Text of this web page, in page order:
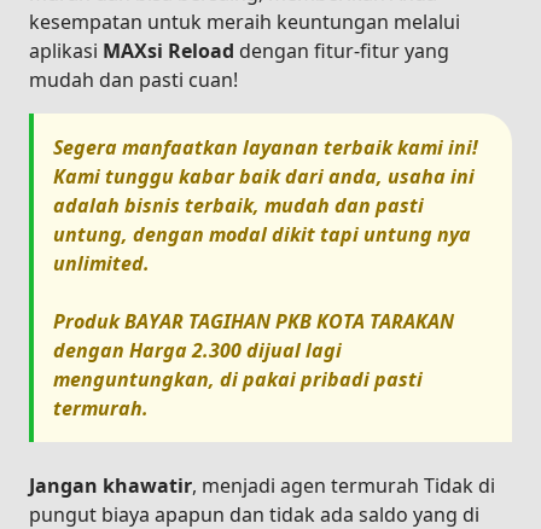
kesempatan untuk meraih keuntungan melalui
aplikasi MAXsi Reload dengan fitur-fitur yang
mudah dan pasti cuan!
Segera manfaatkan layanan terbaik kami ini!
Kami tunggu kabar baik dari anda, usaha ini
adalah bisnis terbaik, mudah dan pasti
untung, dengan modal dikit tapi untung nya
unlimited.
ProdukBAYAR TAGIHAN PKB KOTA TARAKAN
dengan Harga2.300dijual lagi
menguntungkan, di pakai pribadi pasti
termurah.
Jangan khawatir, menjadi agen termurah Tidak di
pungut biaya apapun dan tidak ada saldo yang di